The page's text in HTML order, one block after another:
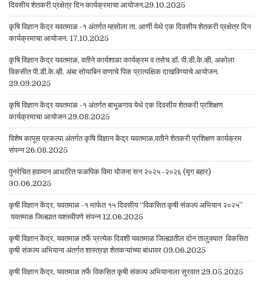
दिवसीय शेतकरी प्रक्षेत्र दिन कार्यक्रमाचा आयोजन.29.10.2025
कृषि विज्ञान केंद्र यवतमाळ -१ अंतर्गत म्हसोला ता. आर्णी येथे एक दिवसीय शेतकरी प्रक्षेत्र दिन
कार्यक्रमाचा आयोजन. 17.10.2025
कृषि विज्ञान केंद्र यवतमाळ, वतीने कार्यशाळा कार्यक्रम व तसेच डॉ. पी.डी.के.व्ही, अकोला
विकसीत पी.डी.के.व्ही. अंबा सोयाबिन वाणाचे पिक प्रात्यक्षिक दाखविण्याचे आयोजन.
29.09.2025
कृषि विज्ञान केंद्र यवतमाळ -१ अंतर्गत बाभूळगाव येथे एक दिवसीय शेतकरी प्रशिक्षण
कार्यक्रमाचा आयोजन 29.08.2025
विशेष कापूस प्रकल्पा अंतर्गत कृषि विज्ञान केंद्र यवतमाळ,वतीने शेतकरी प्रशिक्षण कार्यक्रम
संपन्न 26.08.2025
पुनर्रचित हवामान आधारित फळपिक विमा योजना सन २०२५ -२०२६ (मृग बहार)
30.06.2025
कृषी विज्ञान केंद्र, यवतमाळ -१ मार्फत १५ दिवसीय “विकसित कृषी संकल्प अभियान २०२५”
यवतमाळ जिल्ह्यात यशस्वीपणे संपन्न 12.06.2025
कृषी विज्ञान केंद्र, यवतमाळ तर्फे प्रत्येक दिवशी यवतमाळ जिल्ह्यातील दोन तालुक्यात विकसित
कृषी संकल्प अभियाना अंतर्गत शास्त्रज्ञ शेतकऱ्यांच्या बांधावर 09.06.2025
कृषी विज्ञान केंद्र, यवतमाळ तर्फे विकसित कृषी संकल्प अभियानाला सुरवात 29.05.2025